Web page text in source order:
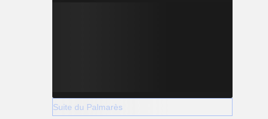
Suite du Palmarès